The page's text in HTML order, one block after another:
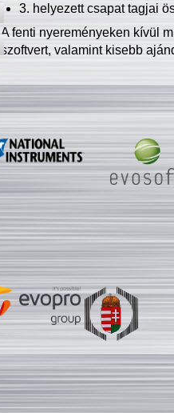
3. helyezett csapat tagjai
A fenti nyereményeken kívül
szoftvert, valamint kisebb